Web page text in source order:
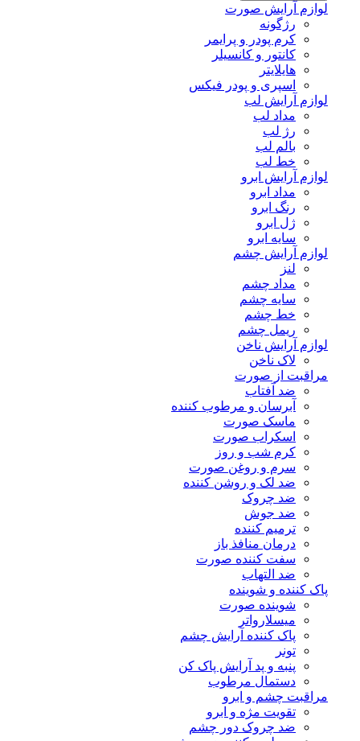
لوازم آرایش صورت
رژگونه
کرم پودر و پرایمر
کانتور و کانسیلر
هایلایتر
اسپری و پودر فیکس
لوازم آرایش لب
مداد لب
رژ لب
بالم لب
خط لب
لوازم آرایش ابرو
مداد ابرو
رنگ ابرو
ژل ابرو
سایه ابرو
لوازم آرایش چشم
لنز
مداد چشم
سایه چشم
خط چشم
ریمل چشم
لوازم آرایش ناخن
لاک ناخن
مراقبت از صورت
ضد آفتاب
آبرسان و مرطوب کننده
ماسک صورت
اسکراب صورت
کرم شب و روز
سرم و روغن صورت
ضد لک و روشن کننده
ضد چروک
ضد جوش
ترمیم کننده
درمان منافذ باز
سفت کننده صورت
ضد التهاب
پاک کننده و شوینده
شوینده صورت
میسلارواتر
پاک کننده آرایش چشم
تونر
پنبه و پد آرایش پاک کن
دستمال مرطوب
مراقبت چشم و ابرو
تقویت مژه و ابرو
ضد چروک دور چشم